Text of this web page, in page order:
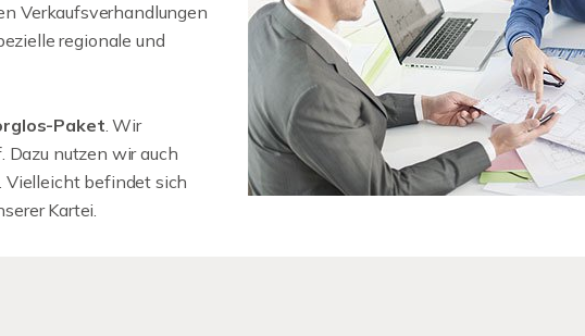
Verkaufsverhandlungen
regionale und
Paket. Wir
Dazu nutzen wir auch
. Vielleicht befindet sich
Kartei.